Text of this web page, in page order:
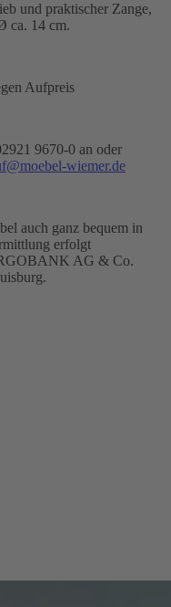
und praktischer Zange,
ca. 14 cm.
Aufpreis
9670-0 an oder
wiemer.de
auch ganz bequem in
erfolgt
AG & Co.